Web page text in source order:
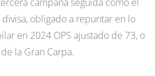
campaña seguida como el
obligado a repuntar en lo
en 2024 OPS ajustado de 73, o
la Gran Carpa.